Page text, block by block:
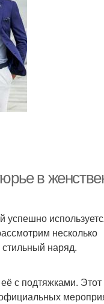
в
несколько
наряд.
с подтяжками. Этот